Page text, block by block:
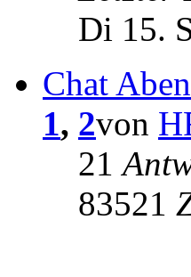
Di 15.
Chat
1, 2von
21
83521